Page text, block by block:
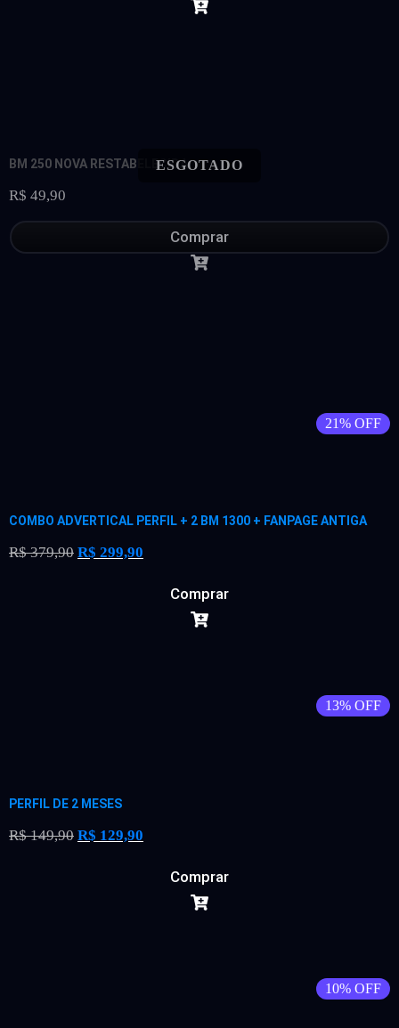
BM 250 NOVA RESTABELECIDA
R$ 49,90
Comprar
21% OFF
COMBO ADVERTICAL PERFIL + 2 BM 1300 + FANPAGE ANTIGA
R$379,90 R$ 299,90
Comprar
13% OFF
PERFIL DE 2 MESES
R$149,90 R$ 129,90
Comprar
10% OFF